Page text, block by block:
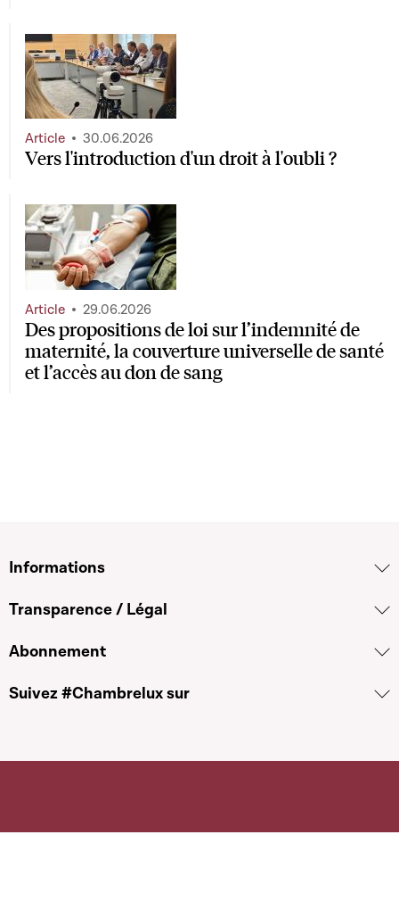
Vers l'introduction d'un droit à l'oubli ?
Article 30.06.2026
Des propositions de loi sur l’indemnité de
maternité, la couverture universelle de santé
et l’accès au don de sang
Article 29.06.2026
Informations
Transparence / Légal
Abonnement
Suivez #Chambrelux sur